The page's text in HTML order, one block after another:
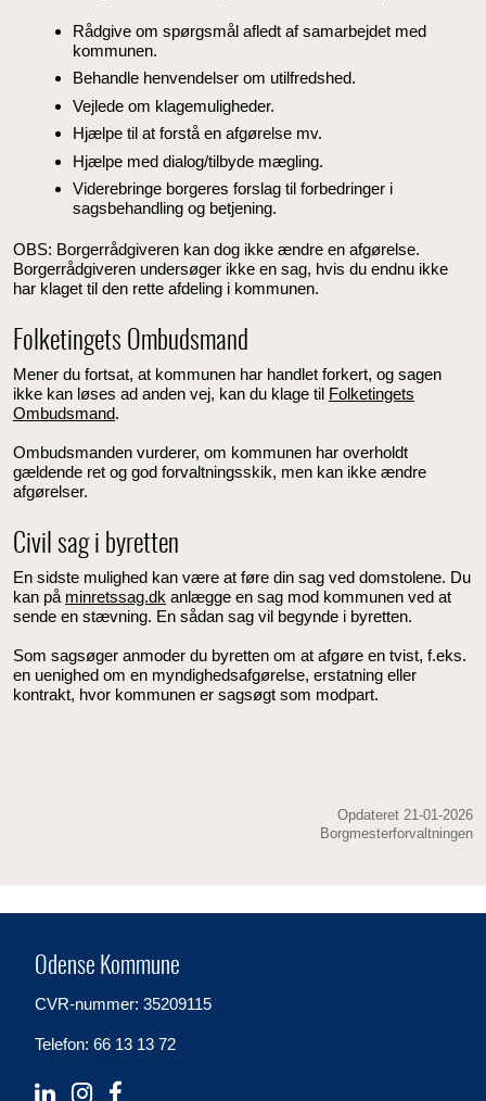
Rådgive om spørgsmål afledt af samarbejdet med
kommunen.
Behandle henvendelser om utilfredshed.
Vejlede om klagemuligheder.
Hjælpe til at forstå en afgørelse mv.
Hjælpe med dialog/tilbyde mægling.
Viderebringe borgeres forslag til forbedringer i
sagsbehandling og betjening.
OBS: Borgerrådgiveren kan dog ikke ændre en afgørelse.
Borgerrådgiveren undersøger ikke en sag, hvis du endnu ikke
har klaget til den rette afdeling i kommunen.
Folketingets Ombudsmand
Mener du fortsat, at kommunen har handlet forkert, og sagen
ikke kan løses ad anden vej, kan du klage til Folketingets
Ombudsmand.
Ombudsmanden vurderer, om kommunen har overholdt
gældende ret og god forvaltningsskik, men kan ikke ændre
afgørelser.
Civil sag i byretten
En sidste mulighed kan være at føre din sag ved domstolene. Du
kan på minretssag.dk anlægge en sag mod kommunen ved at
sende en stævning. En sådan sag vil begynde i byretten.
Som sagsøger anmoder du byretten om at afgøre en tvist, f.eks.
en uenighed om en myndighedsafgørelse, erstatning eller
kontrakt, hvor kommunen er sagsøgt som modpart.
Opdateret 21-01-2026
Borgmesterforvaltningen
Odense Kommune
CVR-nummer: 35209115
Telefon: 66 13 13 72